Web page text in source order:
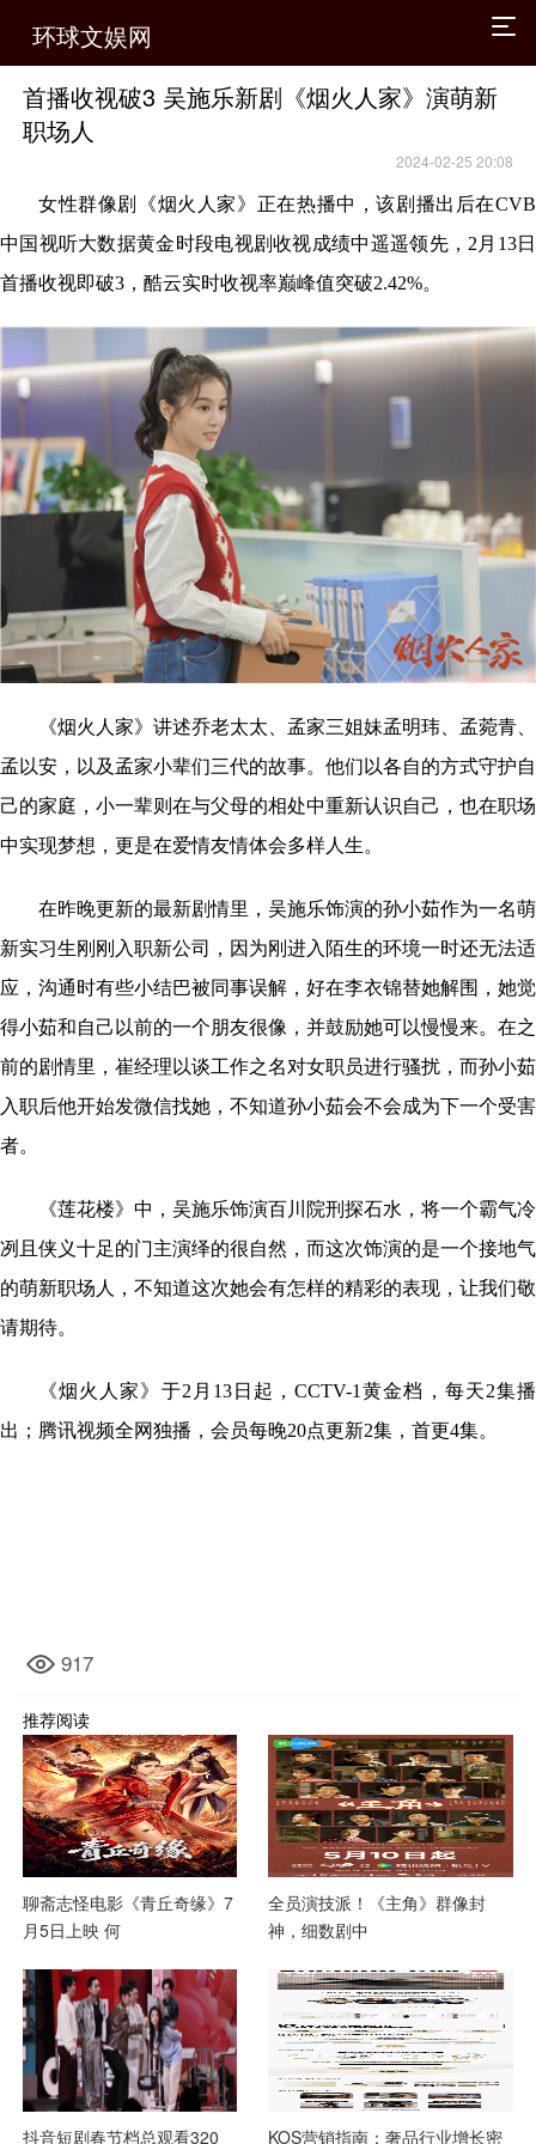
环球文娱网
首播收视破3 吴施乐新剧《烟火人家》演萌新
职场人
2024-02-25 20:08
女性群像剧 《烟火人家》 正在热播中 ，该剧播出后在CVB
中国视听大数据黄金时段电视剧收视成绩中遥遥领先，2月13日
首播收视即破3，酷云实时收视率巅峰值突破2.42%。
《烟火人家》讲述乔老太太、孟家三姐妹孟明玮、孟菀青、
孟以安，以及孟家小辈们三代的故事。他们以各自的方式守护自
己的家庭，小一辈则在与父母的相处中重新认识自己，也在职场
中实现梦想，更是在爱情友情体会多样人生。
在昨晚更新的最新剧情里，吴施乐饰演的孙小茹作为一名萌
新实习生刚刚入职新公司，因为刚进入陌生的环境一时还无法适
应，沟通时有些小结巴被同事误解，好在李衣锦替她解围，她觉
得小茹和自己以前的一个朋友很像，并鼓励她可以慢慢来。在之
前的剧情里，崔经理以谈工作之名对女职员进行骚扰，而孙小茹
入职后他开始发微信找她，不知道孙小茹会不会成为下一个受害
者。
《莲花楼》中，吴施乐饰演百川院刑探石水，将一个霸气冷
冽且侠义十足的门主演绎的很自然，而这次饰演的是一个接地气
的萌新职场人，不知道这次她会有怎样的精彩的表现，让我们敬
请期待。
《烟火人家》于2月13日起，CCTV-1黄金档，每天2集播
出；腾讯视频全网独播，会员每晚20点更新2集，首更4集。
917
推荐阅读
聊斋志怪电影《青丘奇缘》7
月5日上映 何
​全员演技派！《主角》群像封
神，细数剧中
抖音短剧春节档总观看320 KOS营销指南：奢品行业增长密